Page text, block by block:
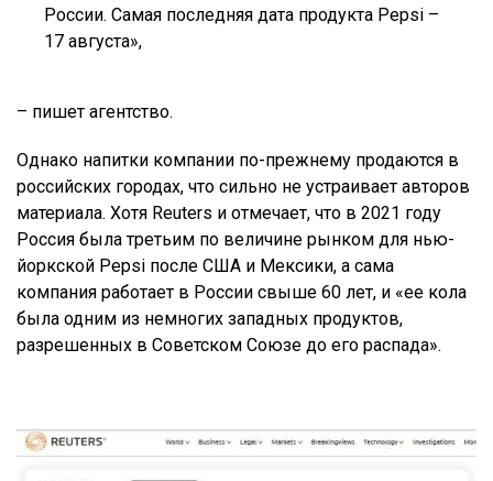
России. Самая последняя дата продукта Pepsi –
17 августа»,
– пишет агентство.
Однако напитки компании по-прежнему продаются в
российских городах, что сильно не устраивает авторов
материала. Хотя Reuters и отмечает, что в 2021 году
Россия была третьим по величине рынком для нью-
йоркской Pepsi после США и Мексики, а сама
компания работает в России свыше 60 лет, и «ее кола
была одним из немногих западных продуктов,
разрешенных в Советском Союзе до его распада».